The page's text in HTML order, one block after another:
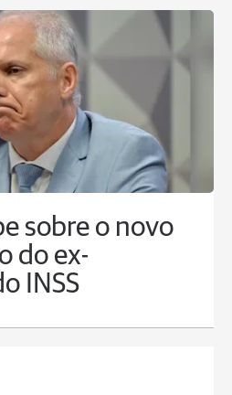
sobre o novo
do ex-
INSS